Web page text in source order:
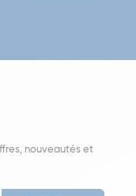
nouveautés et